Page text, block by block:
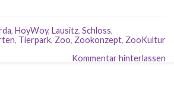
, HoyWoy, Lausitz, Schloss,
, Tierpark, Zoo, Zookonzept, ZooKultur
Kommentar hinterlassen